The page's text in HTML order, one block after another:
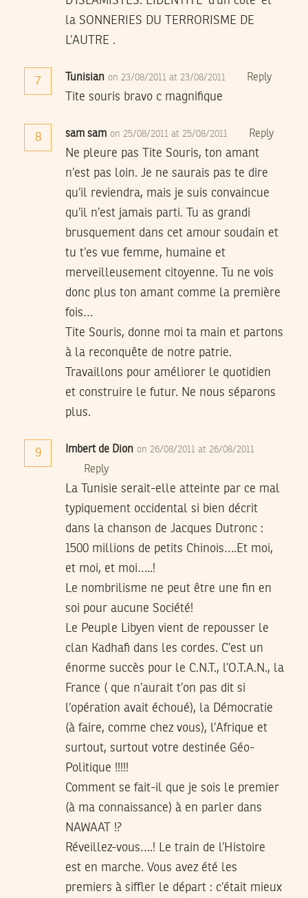
la SONNERIES DU TERRORISME DE
L’AUTRE .
7 Tunisian on 23/08/2011 at 23/08/2011 Reply
Tite souris bravo c magnifique
8 sam sam on 25/08/2011 at 25/08/2011 Reply
Ne pleure pas Tite Souris, ton amant
n’est pas loin. Je ne saurais pas te dire
qu’il reviendra, mais je suis convaincue
qu’il n’est jamais parti. Tu as grandi
brusquement dans cet amour soudain et
tu t’es vue femme, humaine et
merveilleusement citoyenne. Tu ne vois
donc plus ton amant comme la première
fois…
Tite Souris, donne moi ta main et partons
à la reconquête de notre patrie.
Travaillons pour améliorer le quotidien
et construire le futur. Ne nous séparons
plus.
9 Imbert de Dion on 26/08/2011 at 26/08/2011
Reply
La Tunisie serait-elle atteinte par ce mal
typiquement occidental si bien décrit
dans la chanson de Jacques Dutronc :
1500 millions de petits Chinois….Et moi,
et moi, et moi…..!
Le nombrilisme ne peut être une fin en
soi pour aucune Société!
Le Peuple Libyen vient de repousser le
clan Kadhafi dans les cordes. C’est un
énorme succès pour le C.N.T., l’O.T.A.N., la
France ( que n’aurait t’on pas dit si
l’opération avait échoué), la Démocratie
(à faire, comme chez vous), l’Afrique et
surtout, surtout votre destinée Géo-
Politique !!!!!
Comment se fait-il que je sois le premier
(à ma connaissance) à en parler dans
NAWAAT !?
Réveillez-vous….! Le train de l’Histoire
est en marche. Vous avez été les
premiers à siffler le départ : c’était mieux